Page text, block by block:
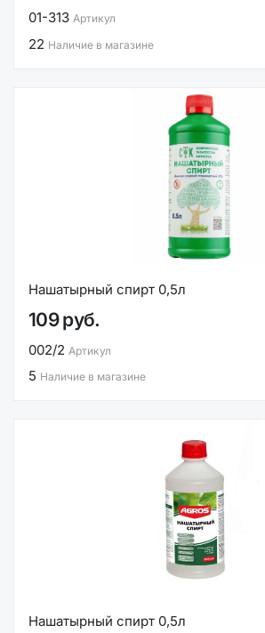
01-313 Артикул
22 Наличие в магазине
Нашатырный спирт 0,5л
109 руб.
002/2 Артикул
5 Наличие в магазине
Нашатырный спирт 0,5л